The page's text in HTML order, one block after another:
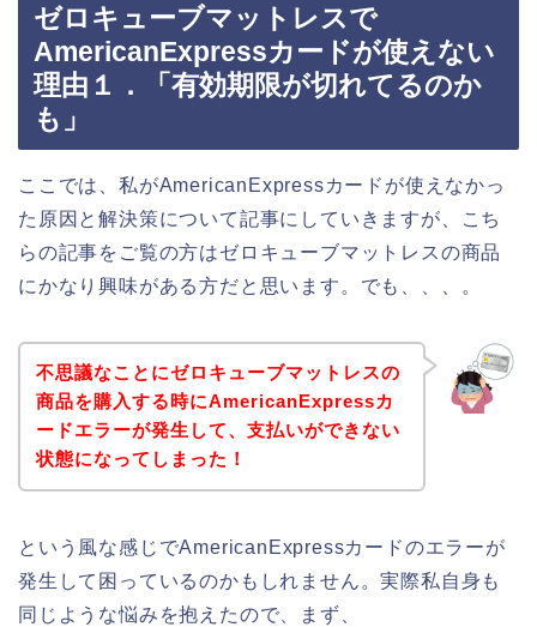
ゼロキューブマットレスで
AmericanExpressカードが使えない
理由１．「有効期限が切れてるのか
も」
ここでは、私がAmericanExpressカードが使えなかっ
た原因と解決策について記事にしていきますが、こち
らの記事をご覧の方はゼロキューブマットレスの商品
にかなり興味がある方だと思います。でも、、、。
不思議なことにゼロキューブマットレスの
商品を購入する時にAmericanExpressカ
ードエラーが発生して、支払いができない
状態になってしまった！
という風な感じでAmericanExpressカードのエラーが
発生して困っているのかもしれません。実際私自身も
同じような悩みを抱えたので、まず、